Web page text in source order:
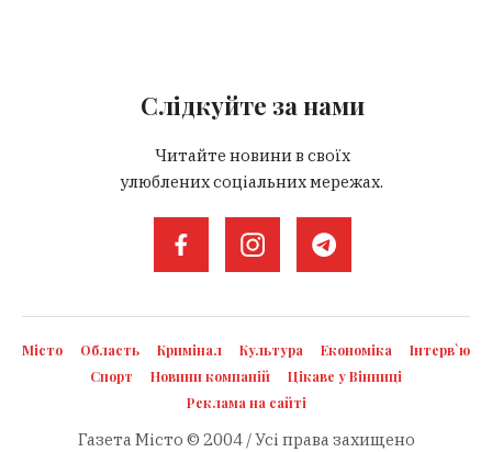
Слідкуйте за нами
Читайте новини в своїх
улюблених соціальних мережах.
Місто Область Кримінал Культура Економіка
Інтерв`ю
Спорт
Новини компаній
Цікаве у Вінниці
Реклама на сайті
Газета Місто © 2004 / Усі права захищено